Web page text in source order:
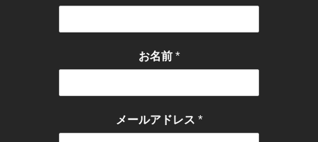
お名前 *
メールアドレス *